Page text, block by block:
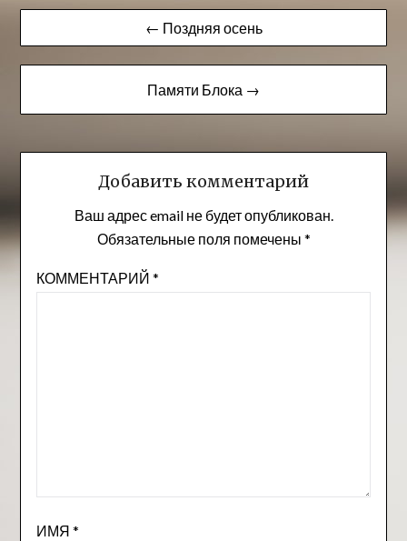
Навигация
по
← Поздняя осень
Памяти Блока →
Добавить комментарий
Ваш адрес email не будет опубликован.
Обязательные поля помечены *
КОММЕНТАРИЙ *
ИМЯ *